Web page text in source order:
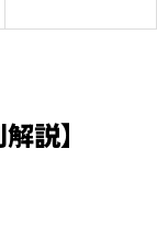
説】